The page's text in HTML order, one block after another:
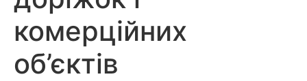
комерційних
об’єктів